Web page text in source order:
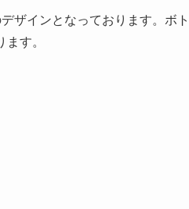
ザインとなっております。ボト
す。